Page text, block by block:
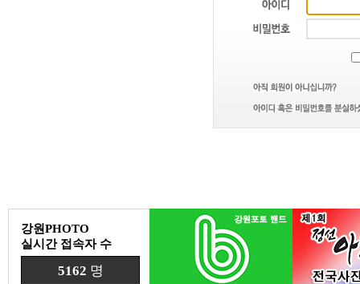
강원PHOTO
실시간 접속자 수
5162 명